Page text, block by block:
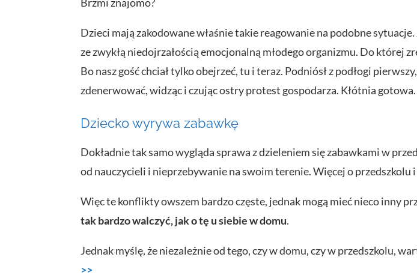
Dzieci mają zakodowane właśnie takie reagowanie na podobne
ze zwykłą niedojrzałością emocjonalną młodego organizmu. Do której
Bo nasz gość chciał tylko obejrzeć, tu i teraz. Podniósł z podłogi
zdenerwować, widząc i czując ostry protest gospodarza. Kłótnia gotowa.
Dziecko wyrywa zabawkę
Dokładnie tak samo wygląda sprawa z dzieleniem się zabawkami w
od nauczycieli i nieprzebywanie na swoim terenie. Więcej o przedszkolu
Więc te konflikty owszem bardzo częste, jednak mogą mieć nieco inny
tak bardzo walczyć, jak o tę u siebie w domu.
Jednak myślę, że niezależnie od tego, czy w domu, czy w przedszkolu,
>>